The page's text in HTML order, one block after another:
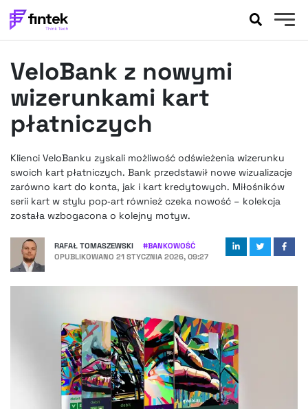
BANKOWOŚĆ
EVENTY
FELIETONY
WYWIADY
PODCASTY
FINTEKEXTRA
OKIEM EKSPERTA
VeloBank z nowymi
wizerunkami kart
płatniczych
Klienci VeloBanku zyskali możliwość odświeżenia wizerunku
swoich kart płatniczych. Bank przedstawił nowe wizualizacje
zarówno kart do konta, jak i kart kredytowych. Miłośników
serii kart w stylu pop‑art również czeka nowość – kolekcja
została wzbogacona o kolejny motyw.
RAFAŁ TOMASZEWSKI #BANKOWOŚĆ
OPUBLIKOWANO 21 STYCZNIA 2026, 09:27